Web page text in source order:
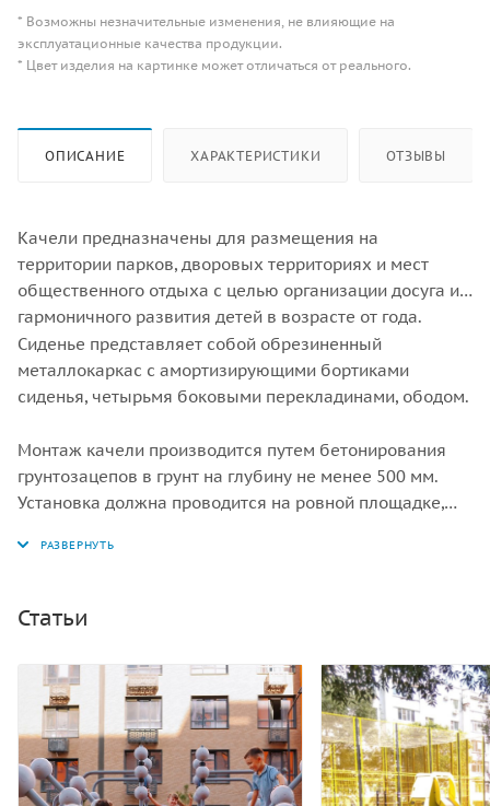
* Возможны незначительные изменения, не влияющие на
эксплуатационные качества продукции.
* Цвет изделия на картинке может отличаться от реального.
ОПИСАНИЕ ХАРАКТЕРИСТИКИ ОТЗЫВЫ
Качели предназначены для размещения на
территории парков, дворовых территориях и мест
общественного отдыха с целью организации досуга и
гармоничного развития детей в возрасте от года.
Сиденье представляет собой обрезиненный
металлокаркас с амортизирующими бортиками
сиденья, четырьмя боковыми перекладинами, ободом.
Монтаж качели производится путем бетонирования
грунтозацепов в грунт на глубину не менее 500 мм.
Установка должна проводится на ровной площадке,
должно быть ударопоглощающее покрытие (песок,
Статьи